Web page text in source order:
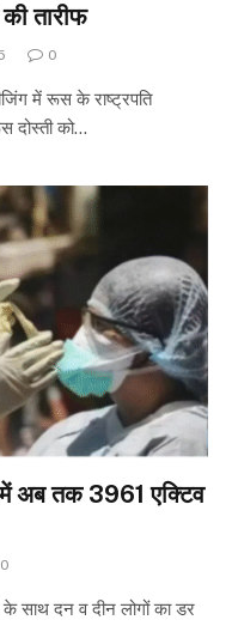
तारीफ
0
में रूस के राष्ट्रपति
दोस्ती को…
में अब तक 3961 एक्टिव
0
साथ दन व दीन लोगों का डर